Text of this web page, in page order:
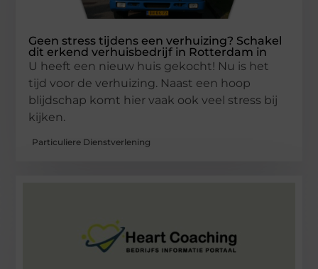
Geen stress tijdens een verhuizing? Schakel
dit erkend verhuisbedrijf in Rotterdam in
U heeft een nieuw huis gekocht! Nu is het
tijd voor de verhuizing. Naast een hoop
blijdschap komt hier vaak ook veel stress bij
kijken.
Particuliere Dienstverlening